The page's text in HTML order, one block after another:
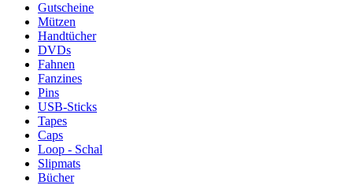
Gutscheine
Mützen
Handtücher
DVDs
Fahnen
Fanzines
Pins
USB-Sticks
Tapes
Caps
Loop - Schal
Slipmats
Bücher